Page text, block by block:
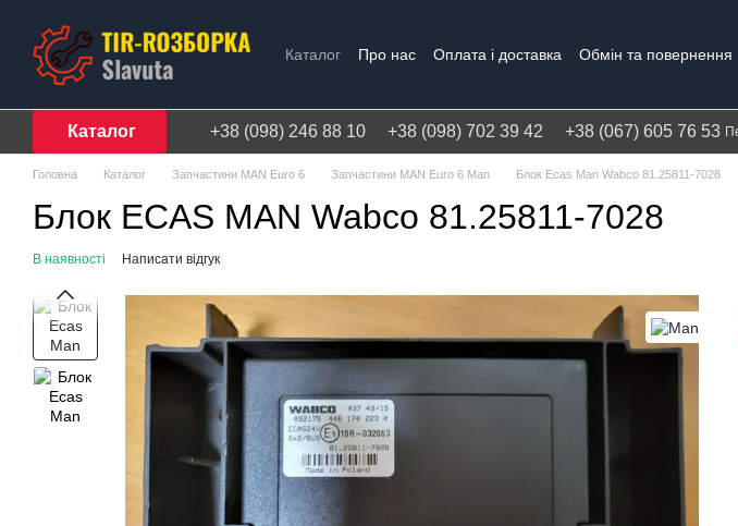
Каталог Про нас Оплата і доставка Обмін та повернення
Каталог +38 (098) 246 88 10 +38 (098) 702 39 42 +38 (067) 605 76 53
Головна Каталог Запчастини MAN Euro 6 Запчастини MAN Euro 6 Man Блок Ecas Man Wabco 81.25811-7028
Блок ECAS MAN Wabco 81.25811-7028
В наявності Написати відгук